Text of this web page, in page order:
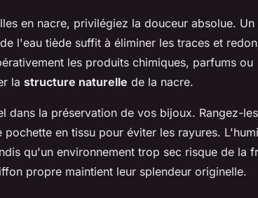
en nacre, privilégiez la douceur absolue.
l'eau tiède suffit à éliminer les traces et
les produits chimiques, parfums ou
la structure naturelle de la nacre.
dans la préservation de vos bijoux. Rangez-les
pochette en tissu pour éviter les rayures.
qu'un environnement trop sec risque de la
propre maintient leur splendeur originelle.